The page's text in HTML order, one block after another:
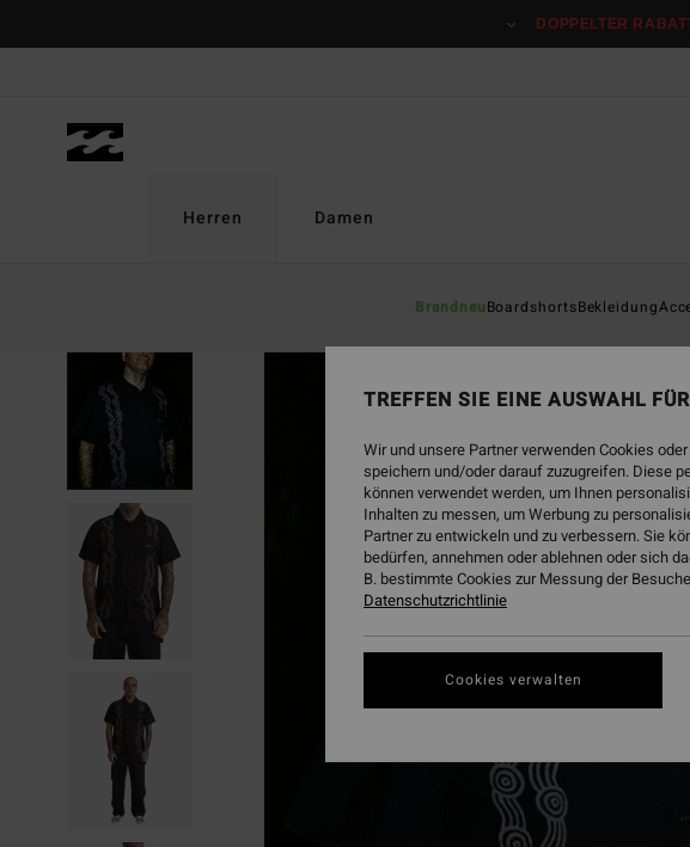
DOPPELTER
Herren
BrandneuBoardshortsBekleidung
Damen
TREFFEN SIE EINE AUSWAHL
Wir und unsere Partner verwenden Cookies
speichern und/oder darauf zuzugreifen. Diese
können verwendet werden, um Ihnen
Inhalten zu messen, um Werbung zu
Partner zu entwickeln und zu verbessern. Sie
bedürfen, annehmen oder ablehnen oder sich
B. bestimmte Cookies zur Messung der
Datenschutzrichtlinie
Cookies verwalten